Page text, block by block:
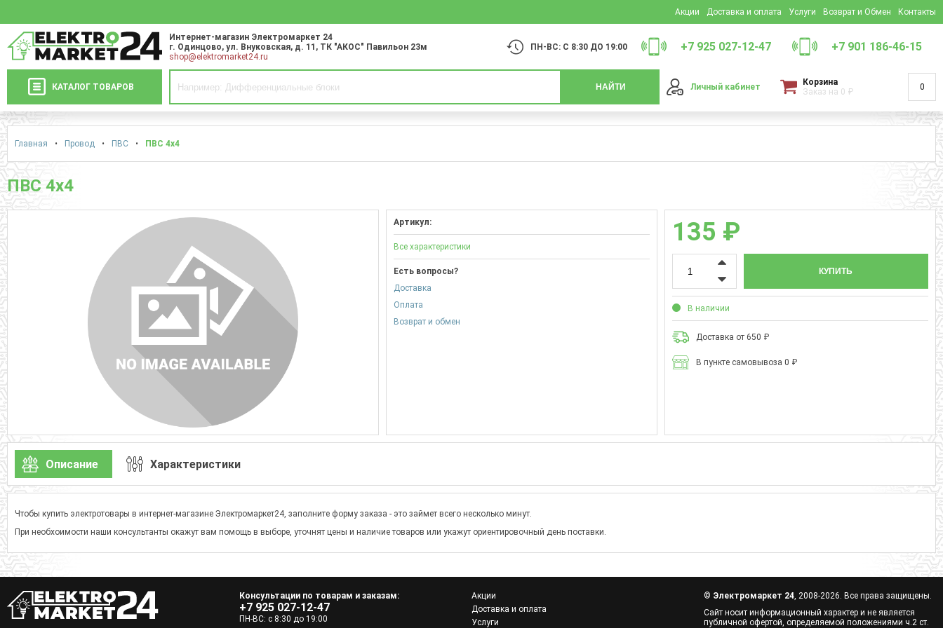
Акции Доставка и оплата Услуги Возврат и Обмен Контакты
Интернет-магазин Электромаркет 24
г. Одинцово, ул. Внуковская, д. 11 , ТК "АКОС" Павильон 23м
shop@elektromarket24.ru
ПН-ВС: С 8:30 ДО 19:00 +7 925 027-12-47 +7 901 186-46-15
КАТАЛОГ ТОВАРОВ НАЙТИ Личный кабинет
Корзина
Заказ на 0 ₽ 0
Главная • Провод • ПВС • ПВС 4х4
ПВС 4х4
Артикул:
Все характеристики
Есть вопросы?
Доставка
Оплата
Возврат и обмен
135 ₽
КУПИТЬ
В наличии
Доставка от 650 ₽
В пункте самовывоза 0 ₽
Описание Характеристики
Чтобы купить электротовары в интернет-магазине Электромаркет24, заполните форму заказа - это займет всего несколько минут.
При необхоимости наши консультанты окажут вам помощь в выборе, уточнят цены и наличие товаров или укажут ориентировочный день поставки.
Консультации по товарам и заказам:
+7 925 027-12-47
ПН-ВС: с 8:30 до 19:00
Акции
Доставка и оплата
Услуги
© Электромаркет 24, 2008-2026. Все права защищены.
Сайт носит информационный характер и не является
публичной офертой, определяемой положениями ч.2 ст.